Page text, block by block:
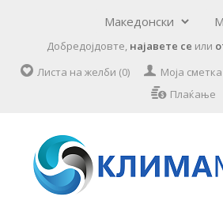
Добредојдовте, најавете се или
Листа на желби (0)
Моја сметка
Плаќање